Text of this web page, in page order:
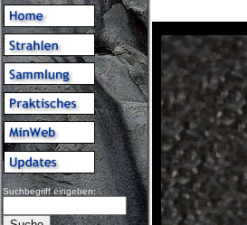
Suchbegriff eingeben: